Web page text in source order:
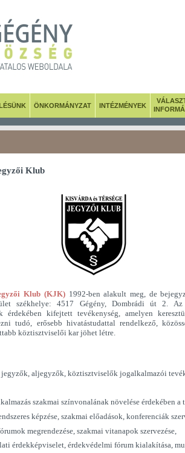
ÖNKORMÁNYZAT INTÉZMÉNYEK
Klub
Klub (KJK)1992-ben alakult meg, de
székhelye: 4517 Gégény, Dombrádi út 2.
érdekében kifejtett tevékenység, amelyen
tudó, erősebb hivatástudattal rendelkező,
köztisztviselői kar jöhet létre.
jegyzők, aljegyzők, köztisztviselők jogalkalmazói
szakmai színvonalának növelése érdekében a
képzése, szakmai előadások, konferenciák
megrendezése, szakmai vitanapok szervezése,
érdekképviselet, érdekvédelmi fórum kialakítása,